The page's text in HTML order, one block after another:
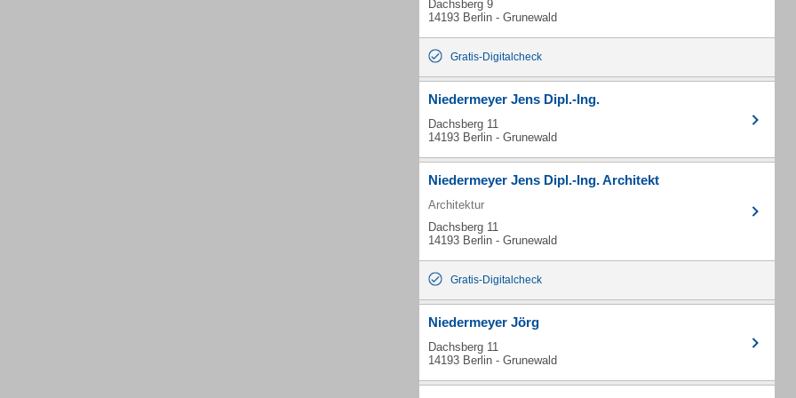
Dachsberg 9
14193 Berlin - Grunewald
Gratis-Digitalcheck
Niedermeyer Jens Dipl.-Ing.
Dachsberg 11
14193 Berlin - Grunewald
Niedermeyer Jens Dipl.-Ing. Architekt
Architektur
Dachsberg 11
14193 Berlin - Grunewald
Gratis-Digitalcheck
Niedermeyer Jörg
Dachsberg 11
14193 Berlin - Grunewald